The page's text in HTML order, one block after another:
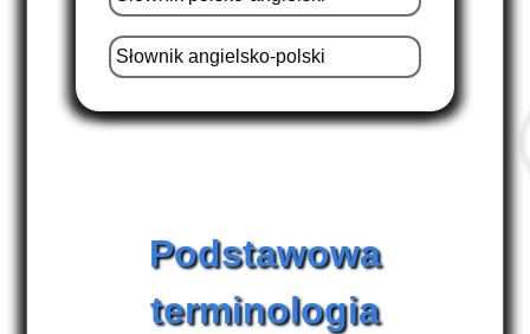
Słownik angielsko-polski
Podstawowa
terminologia